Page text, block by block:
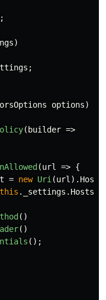
;
)
;
options)
( builder =>
(url => {
= new Uri (url ). Host
this . _settings . Hosts
()
()
();